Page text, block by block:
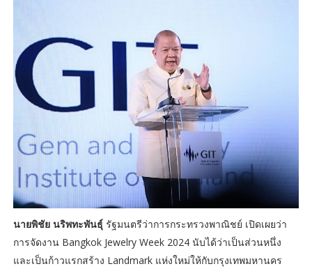
นายพิชัย นริพทะพันธุ์ รัฐมนตรีว่าการกระทรวงพาณิชย์ เปิดเผยว่า
การจัดงาน Bangkok Jewelry Week 2024 นับได้ว่าเป็นส่วนหนึ่ง
และเป็นก้าวแรกสร้าง Landmark แห่งใหม่ให้กับกรุงเทพมหานคร